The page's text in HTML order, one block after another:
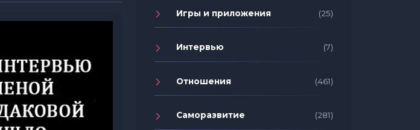
Игры и приложения (25)
Интервью (7)
Отношения (461)
Саморазвитие (281)